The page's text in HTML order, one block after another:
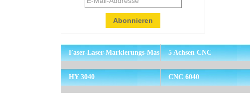
Faser-Laser-Markierungs-Mas
chine
5 Achsen CNC
HY 3040 CNC 6040